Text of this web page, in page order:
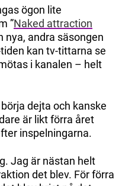
ögon lite
”Naked attraction
nya, andra säsongen
kan tv-tittarna se
i kanalen – helt
dejta och kanske
är likt förra året
inspelningarna.
Jag är nästan helt
det blev. För förra